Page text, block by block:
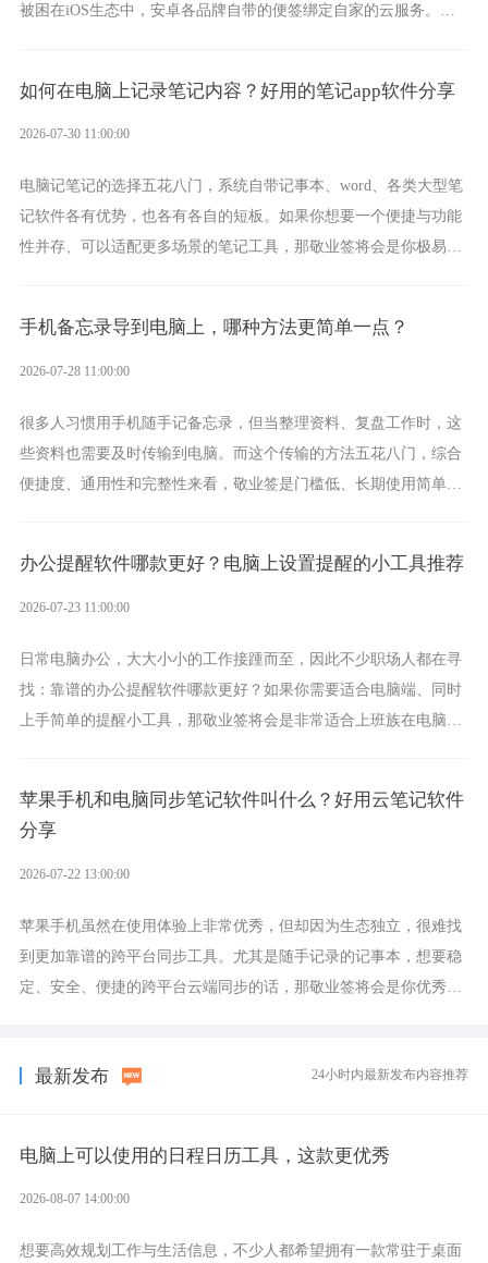
被困在iOS生态中，安卓各品牌自带的便签绑定自家的云服务。而
如何在电脑上记录笔记内容？好用的笔记app软件分享
2026-07-30 11:00:00
电脑记笔记的选择五花八门，系统自带记事本、word、各类大型笔
记软件各有优势，也各有各自的短板。如果你想要一个便捷与功能
性并存、可以适配更多场景的笔记工具，那敬业签将会是你极易上
手机备忘录导到电脑上，哪种方法更简单一点？
2026-07-28 11:00:00
很多人习惯用手机随手记备忘录，但当整理资料、复盘工作时，这
些资料也需要及时传输到电脑。而这个传输的方法五花八门，综合
便捷度、通用性和完整性来看，敬业签是门槛低、长期使用简单的
办公提醒软件哪款更好？电脑上设置提醒的小工具推荐
2026-07-23 11:00:00
日常电脑办公，大大小小的工作接踵而至，因此不少职场人都在寻
找：靠谱的办公提醒软件哪款更好？如果你需要适合电脑端、同时
上手简单的提醒小工具，那敬业签将会是非常适合上班族在电脑上
苹果手机和电脑同步笔记软件叫什么？好用云笔记软件
分享
2026-07-22 13:00:00
苹果手机虽然在使用体验上非常优秀，但却因为生态独立，很难找
到更加靠谱的跨平台同步工具。尤其是随手记录的记事本，想要稳
定、安全、便捷的跨平台云端同步的话，那敬业签将会是你优秀的
最新发布 24小时内最新发布内容推荐
电脑上可以使用的日程日历工具，这款更优秀
2026-08-07 14:00:00
想要高效规划工作与生活信息，不少人都希望拥有一款常驻于桌面